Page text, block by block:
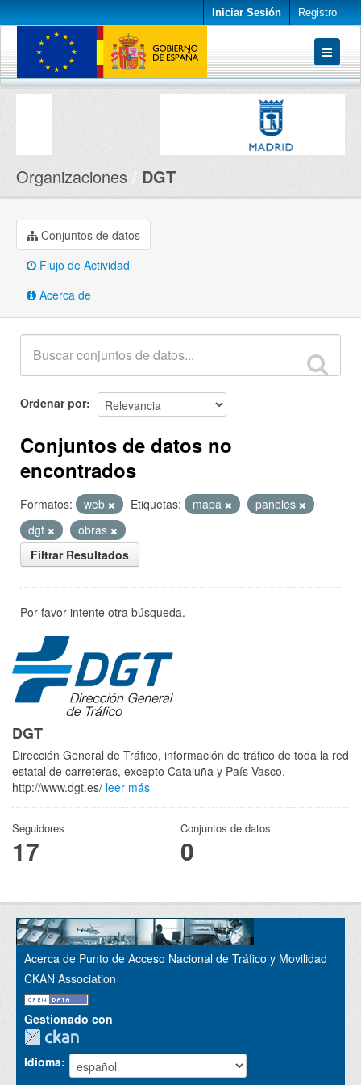
Iniciar Sesión Registro
Conjuntos de datos
Organizaciones DGT
Conjuntos de datos
Flujo de Actividad
Acerca de
Ordenar por
Conjuntos de datos no
encontrados
Formatos: web Etiquetas: mapa
paneles
dgt
obras
Filtrar Resultados
Por favor intente otra búsqueda.
DGT
Dirección General de Tráfico, información de tráfico de toda la red
estatal de carreteras, excepto Cataluña y País Vasco.
http://www.dgt.es/ leer más
Seguidores
17
Conjuntos de datos
0
Acerca de Punto de Acceso Nacional de Tráfico y Movilidad
CKAN Association
Gestionado con
Idioma